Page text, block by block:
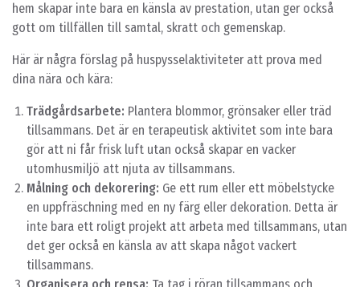
hem skapar inte bara en känsla av prestation, utan ger också
gott om tillfällen till samtal, skratt och gemenskap.
Här är några förslag på huspysselaktiviteter att prova med
dina nära och kära:
Trädgårdsarbete: Plantera blommor, grönsaker eller träd
tillsammans. Det är en terapeutisk aktivitet som inte bara
gör att ni får frisk luft utan också skapar en vacker
utomhusmiljö att njuta av tillsammans.
Målning och dekorering: Ge ett rum eller ett möbelstycke
en uppfräschning med en ny färg eller dekoration. Detta är
inte bara ett roligt projekt att arbeta med tillsammans, utan
det ger också en känsla av att skapa något vackert
tillsammans.